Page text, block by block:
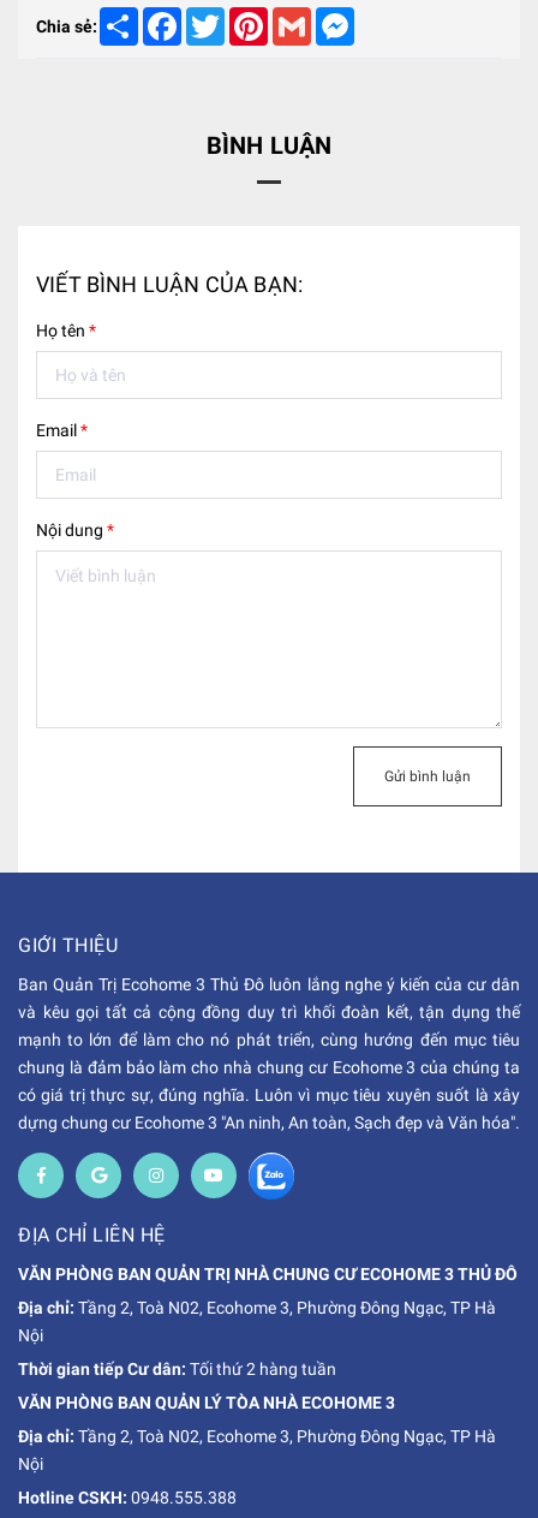
Chia sẻ: Share Facebook
TwitterPinterestGmail
BÌNH LUẬN
VIẾT BÌNH LUẬN CỦA BẠN:
Họ tên *
Email*
Nội dung *
Gửi bình luận
GIỚI THIỆU
Ban Quản Trị Ecohome 3 Thủ Đô luôn lắng nghe ý kiến của cư dân
và kêu gọi tất cả cộng đồng duy trì khối đoàn kết, tận dụng thế
mạnh to lớn để làm cho nó phát triển, cùng hướng đến mục tiêu
chung là đảm bảo làm cho nhà chung cư Ecohome 3 của chúng ta
có giá trị thực sự, đúng nghĩa. Luôn vì mục tiêu xuyên suốt là xây
dựng chung cư Ecohome 3 "An ninh, An toàn, Sạch đẹp và Văn hóa".
ĐỊA CHỈ LIÊN HỆ
VĂN PHÒNG BAN QUẢN TRỊ NHÀ CHUNG CƯ ECOHOME 3 THỦ ĐÔ
Địa chỉ: Tầng 2, Toà N02, Ecohome 3, Phường Đông Ngạc, TP Hà
Nội
Thời gian tiếp Cư dân: Tối thứ 2 hàng tuần
VĂN PHÒNG BAN QUẢN LÝ TÒA NHÀ ECOHOME 3
Địa chỉ: Tầng 2, Toà N02, Ecohome 3, Phường Đông Ngạc, TP Hà
Nội
Hotline CSKH: 0948.555.388